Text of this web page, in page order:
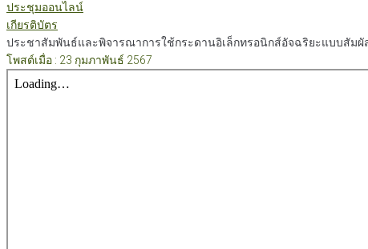
ประชุมออนไลน์
เกียรติบัตร
ประชาสัมพันธ์และพิจารณาการใช้กระดานอิเล็กทรอนิกส์อัจฉริยะแบบสัมผั
โพสต์เมื่อ : 23 กุมภาพันธ์ 2567